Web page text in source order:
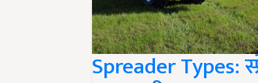
Spreader Types: